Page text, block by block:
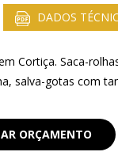
DADOS
Cortiça. Saca-
salva-gotas com
ORÇAMENTO